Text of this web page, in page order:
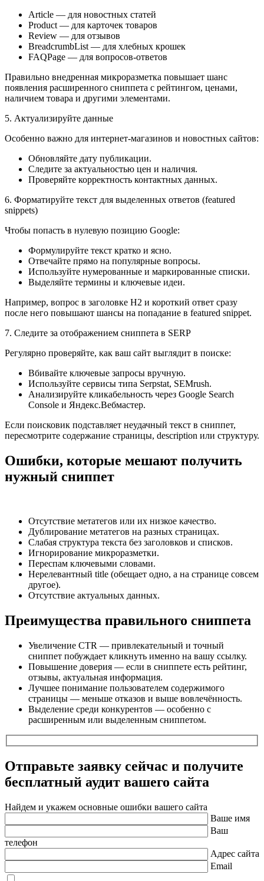
Article — для новостных статей
Product — для карточек товаров
Review — для отзывов
BreadcrumbList — для хлебных крошек
FAQPage — для вопросов-ответов
Правильно внедренная микроразметка повышает шанс
появления расширенного сниппета с рейтингом, ценами,
наличием товара и другими элементами.
5. Актуализируйте данные
Особенно важно для интернет-магазинов и новостных сайтов:
Обновляйте дату публикации.
Следите за актуальностью цен и наличия.
Проверяйте корректность контактных данных.
6. Форматируйте текст для выделенных ответов (featured
snippets)
Чтобы попасть в нулевую позицию Google:
Формулируйте текст кратко и ясно.
Отвечайте прямо на популярные вопросы.
Используйте нумерованные и маркированные списки.
Выделяйте термины и ключевые идеи.
Например, вопрос в заголовке H2 и короткий ответ сразу
после него повышают шансы на попадание в featured snippet.
7. Следите за отображением сниппета в SERP
Регулярно проверяйте, как ваш сайт выглядит в поиске:
Вбивайте ключевые запросы вручную.
Используйте сервисы типа Serpstat, SEMrush.
Анализируйте кликабельность через Google Search
Console и Яндекс.Вебмастер.
Если поисковик подставляет неудачный текст в сниппет,
пересмотрите содержание страницы, description или структуру.
Ошибки, которые мешают получить
нужный сниппет
Отсутствие метатегов или их низкое качество.
Дублирование метатегов на разных страницах.
Слабая структура текста без заголовков и списков.
Игнорирование микроразметки.
Переспам ключевыми словами.
Нерелевантный title (обещает одно, а на странице совсем
другое).
Отсутствие актуальных данных.
Преимущества правильного сниппета
Увеличение CTR — привлекательный и точный
сниппет побуждает кликнуть именно на вашу ссылку.
Повышение доверия — если в сниппете есть рейтинг,
отзывы, актуальная информация.
Лучшее понимание пользователем содержимого
страницы — меньше отказов и выше вовлечённость.
Выделение среди конкурентов — особенно с
расширенным или выделенным сниппетом.
Отправьте заявку сейчас и получите
бесплатный аудит вашего сайта
Найдем и укажем основные ошибки вашего сайта
Ваше имя
Ваш
телефон
Адрес сайта
Email